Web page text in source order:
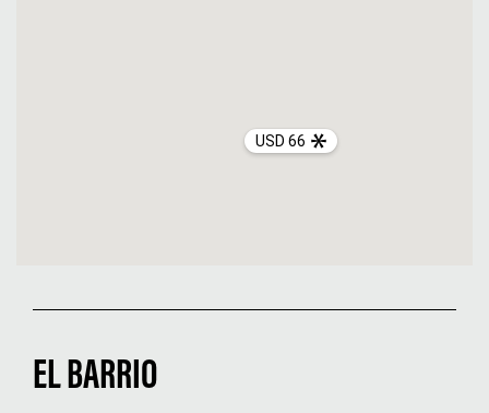
USD 66
EL BARRIO